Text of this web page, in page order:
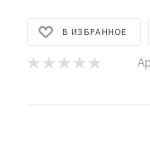
В ИЗБРАННОЕ